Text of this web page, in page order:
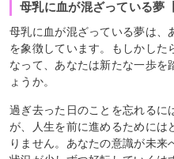
母乳に血が混ざっている夢
母乳に血が混ざっている夢は、
を象徴しています。もしかした
なって、あなたは新たな一歩を
ょうか。
過ぎ去った日のことを忘れるに
が、人生を前に進めるためには
りません。あなたの意識が未来